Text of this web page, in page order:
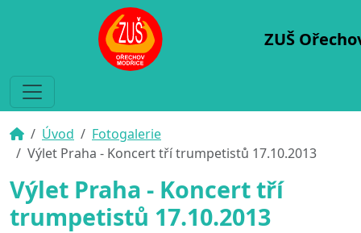
ZUŠ
Úvod
Fotogalerie
Výlet Praha - Koncert tří trumpetistů 17.10.2013
Výlet Praha - Koncert tří
trumpetistů 17.10.2013